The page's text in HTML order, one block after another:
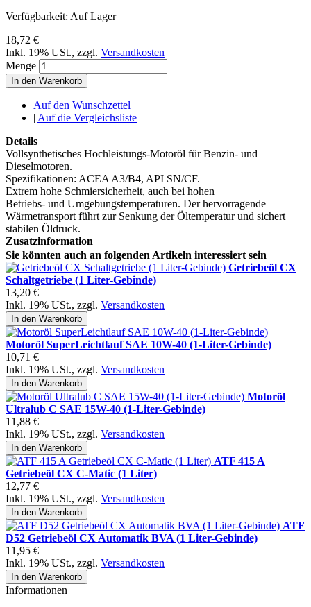
Verfügbarkeit: Auf Lager
18,72 €
Inkl. 19% USt., zzgl. Versandkosten
Menge
In den Warenkorb
Auf den Wunschzettel
| Auf die Vergleichsliste
Details
Vollsynthetisches Hochleistungs-Motoröl für Benzin- und
Dieselmotoren.
Spezifikationen: ACEA A3/B4, API SN/CF.
Extrem hohe Schmiersicherheit, auch bei hohen
Betriebs- und Umgebungstemperaturen. Der hervorragende
Wärmetransport führt zur Senkung der Öltemperatur und sichert
stabilen Öldruck.
Zusatzinformation
Sie könnten auch an folgenden Artikeln interessiert sein
Getriebeöl CX
Schaltgetriebe (1 Liter-Gebinde)
13,20 €
Inkl. 19% USt., zzgl. Versandkosten
In den Warenkorb
Motoröl SuperLeichtlauf SAE 10W-40 (1-Liter-Gebinde)
10,71 €
Inkl. 19% USt., zzgl. Versandkosten
In den Warenkorb
Motoröl
Ultralub C SAE 15W-40 (1-Liter-Gebinde)
11,88 €
Inkl. 19% USt., zzgl. Versandkosten
In den Warenkorb
ATF 415 A
Getriebeöl CX C-Matic (1 Liter)
12,77 €
Inkl. 19% USt., zzgl. Versandkosten
In den Warenkorb
ATF
D52 Getriebeöl CX Automatik BVA (1 Liter-Gebinde)
11,95 €
Inkl. 19% USt., zzgl. Versandkosten
In den Warenkorb
Informationen